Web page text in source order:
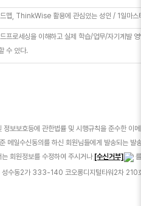
맵, ThinkWise 활용에 관심있는 성인 / 1일마
프로세싱을 이해하고 실제 학습/업무/자기계발
수 있다.
보보호등에 관한법률 및 시행규칙을 준수한 이
일수신동의를 하신 회원님들에게 발송되는 발
회원정보를 수정하여 주시거나 [수신거부]
를
성수동2가 333-140 코오롱디지털타워2차 210